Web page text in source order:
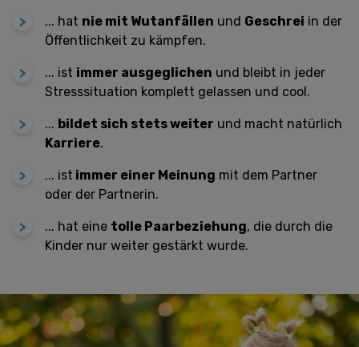
... hat nie mit Wutanfällen und Geschrei in der
Öffentlichkeit zu kämpfen.
... ist immer ausgeglichen und bleibt in jeder
Stresssituation komplett gelassen und cool.
... bildet sich stets weiter und macht natürlich
Karriere.
... ist immer einer Meinung mit dem Partner
oder der Partnerin.
... hat eine tolle Paarbeziehung, die durch die
Kinder nur weiter gestärkt wurde.